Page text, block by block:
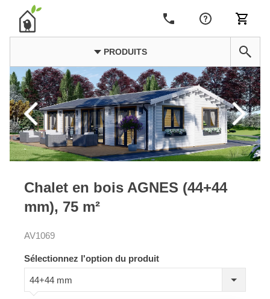
PRODUITS
Chalet en bois AGNES (44+44
mm), 75 m²
AV1069
Sélectionnez l'option du produit
44+44 mm